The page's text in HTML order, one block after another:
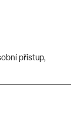
přístup,